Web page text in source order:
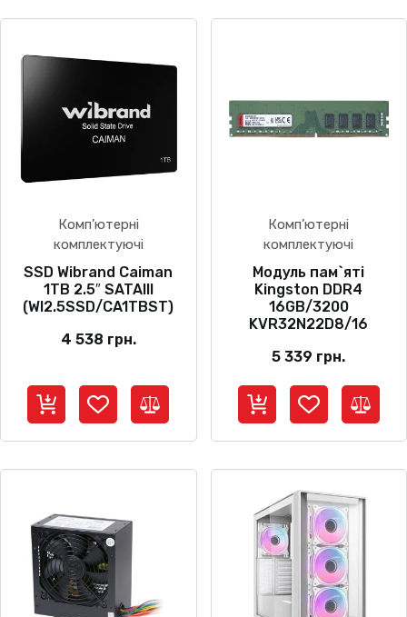
Комп’ютерні
комплектуючі
SSD Wibrand Caiman
1TB 2.5″ SATAIII
(WI2.5SSD/CA1TBST)
4 538 грн.
Комп’ютерні
комплектуючі
Модуль пам`ятi
Kingston DDR4
16GB/3200
KVR32N22D8/16
5 339 грн.